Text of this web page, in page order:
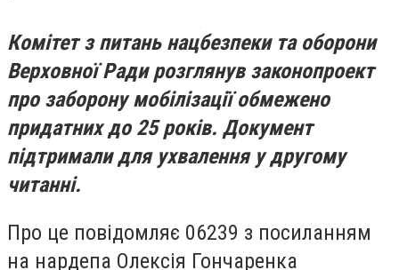
Комітет з питань нацбезпеки та оборони
Верховної Ради розглянув законопроект
про заборону мобілізації обмежено
придатних до 25 років. Документ
підтримали для ухвалення у другому
читанні.
Про це повідомляє 06239 з посиланням
на нардепа Олексія Гончаренка